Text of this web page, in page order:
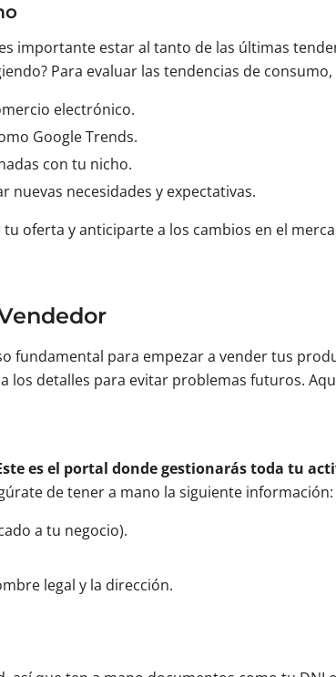
importante estar al tanto de las últimas
Para evaluar las tendencias de consumo,
electrónico.
Google Trends.
con tu nicho.
nuevas necesidades y expectativas.
oferta y anticiparte a los cambios en el
fundamental para empezar a vender tus
detalles para evitar problemas futuros.
es el portal donde gestionarás toda tu
de tener a mano la siguiente información:
a tu negocio).
legal y la dirección.